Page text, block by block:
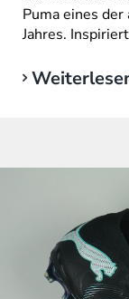
Puma eines
Jahres.